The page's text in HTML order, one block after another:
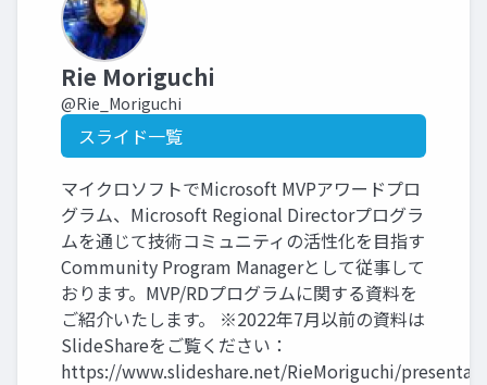
Rie Moriguchi
@Rie_Moriguchi
スライド一覧
マイクロソフトでMicrosoft MVPアワードプロ
グラム、Microsoft Regional Directorプログラ
ムを通じて技術コミュニティの活性化を目指す
Community Program Managerとして従事して
おります。MVP/RDプログラムに関する資料を
ご紹介いたします。 ※2022年7月以前の資料は
SlideShareをご覧ください：
https://www.slideshare.net/RieMoriguchi/